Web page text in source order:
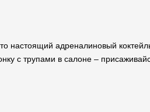
настоящий адреналиновый
с трупами в салоне –